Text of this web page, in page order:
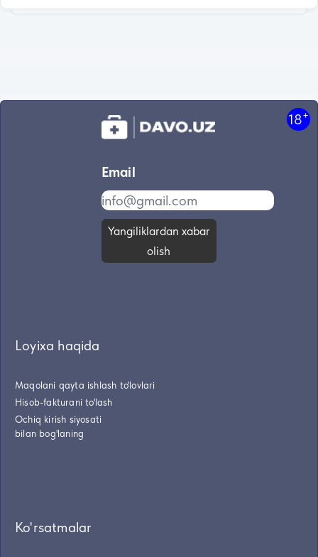
18+
Email
Yangiliklardan xabar
olish
Loyixa haqida
Maqolani qayta ishlash to'lovlari
Hisob-fakturani to'lash
Ochiq kirish siyosati
bilan bog'laning
Ko'rsatmalar